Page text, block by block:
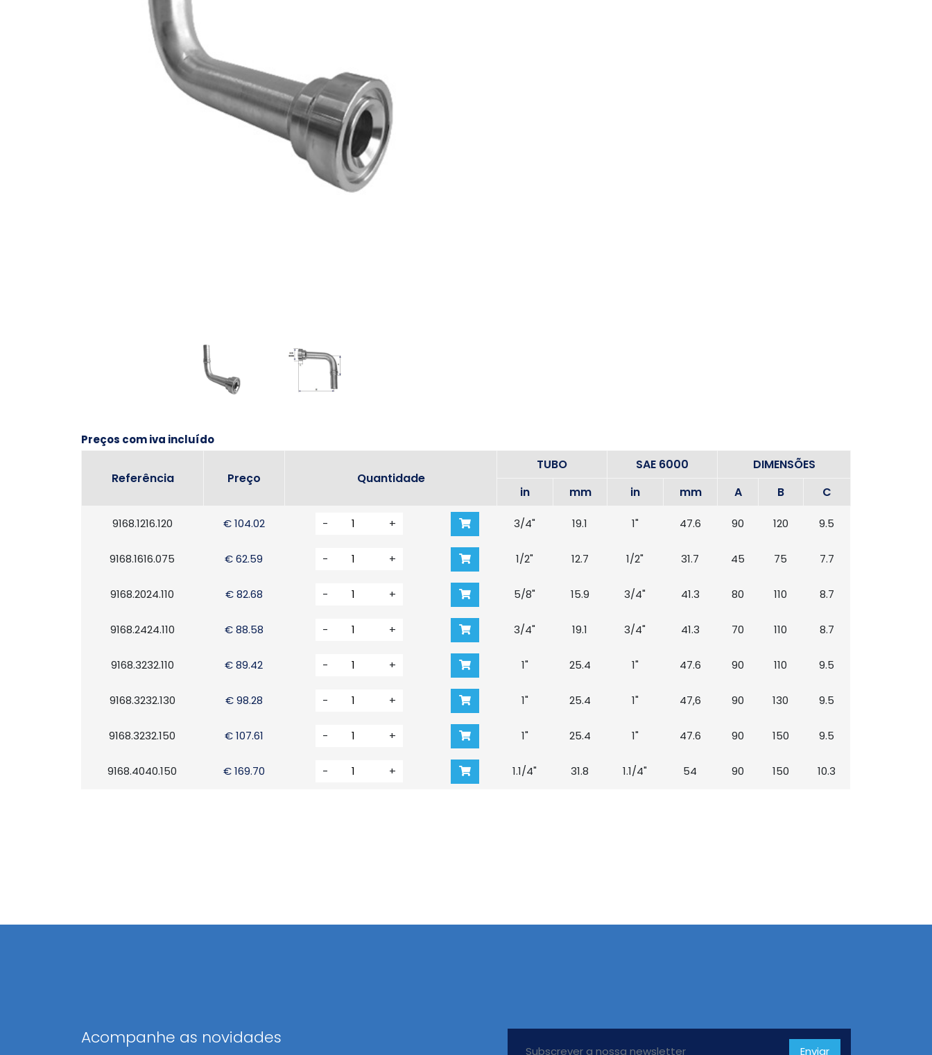
Preços com iva incluído
Referência Preço Quantidade
TUBO SAE 6000
DIMENSÕES
in
mm in mm A B C
9168.1216.120 € 104.02 - + 3/4" 19.1 1" 47.6 90 120 9.5
9168.1616.075 € 62.59 - + 1/2" 12.7 1/2" 31.7 45 75 7.7
9168.2024.110 € 82.68 - + 5/8" 15.9 3/4" 41.3 80 110 8.7
9168.2424.110 € 88.58 - + 3/4" 19.1 3/4" 41.3 70 110 8.7
9168.3232.110 € 89.42 - + 1" 25.4 1" 47.6 90 110 9.5
9168.3232.130 € 98.28 - + 1" 25.4 1" 47,6 90 130 9.5
9168.3232.150 € 107.61 - + 1" 25.4 1" 47.6 90 150 9.5
9168.4040.150 € 169.70 - + 1.1/4" 31.8 1.1/4" 54 90 150 10.3
Acompanhe as novidades
Enviar